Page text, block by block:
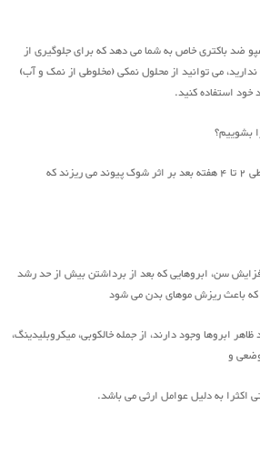
ضد باکتری خاص به شما می دهد که برای جلوگیری از
می توانید از محلول نمکی (مخلوطی از نمک و آب)
خود استفاده کنید.
بشوییم؟
بیشتر ابروهای کاشته شده طی 2 تا 4 هفته بعد بر اثر شوک پیوند می ریزند که
سن، ابروهایی که بعد از برداشتن بیش از حد رشد
باعث ریزش موهای بدن می شود
ابروها وجود دارند، از جمله خالکوبی، میکروبلیدینگ،
و
اکثرا به دلیل عوامل ارثی می باشد.